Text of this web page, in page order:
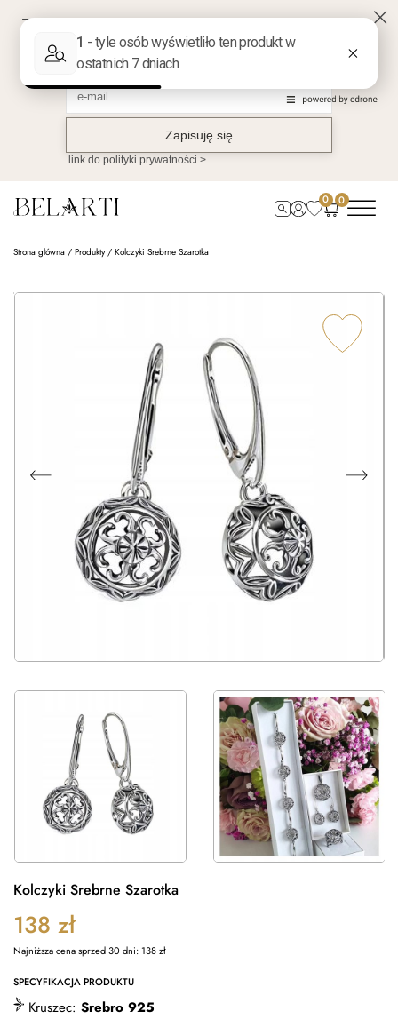
0 0
Strona główna / Produkty/ Kolczyki Srebrne Szarotka
Kolczyki Srebrne Szarotka
138 zł
Najniższa cena sprzed 30 dni:138zł
SPECYFIKACJA PRODUKTU
Kruszec: Srebro 925